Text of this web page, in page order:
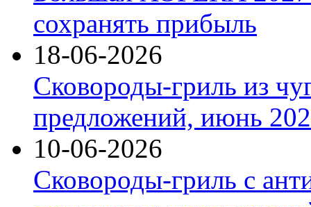
сохранять прибыль
18-06-2026
Сковороды-гриль из
предложений, июнь
10-06-2026
Сковороды-гриль с